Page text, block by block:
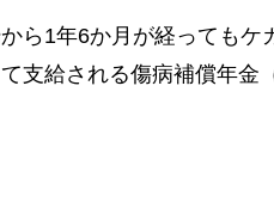
ら1年6か月が経ってもケ
支給される傷病補償年金